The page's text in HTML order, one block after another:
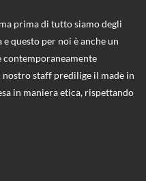
prima di tutto siamo degli
questo per noi è anche un
contemporaneamente
staff predilige il made in
in maniera etica, rispettando